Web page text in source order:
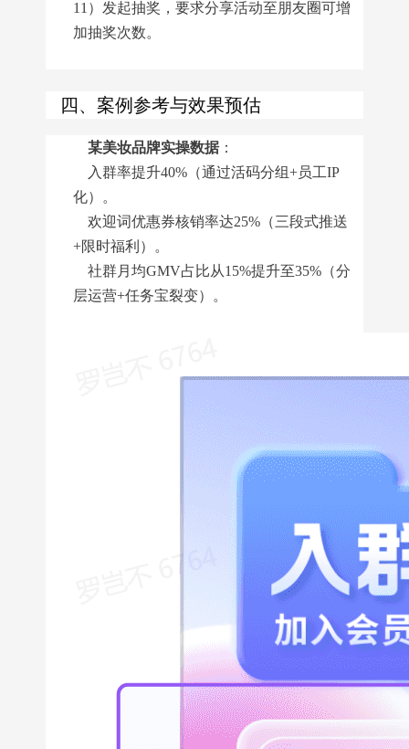
11）发起抽奖，要求分享活动至朋友圈可增
加抽奖次数。
四、案例参考与效果预估
某美妆品牌实操数据：
入群率提升40%（通过活码分组+员工IP
化）。
欢迎词优惠券核销率达25%（三段式推送
+限时福利）。
社群月均GMV占比从15%提升至35%（分
层运营+任务宝裂变）。